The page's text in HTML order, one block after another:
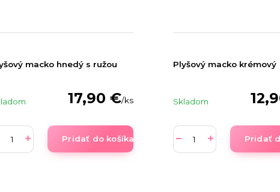
macko hnedý s ružou
17,90 €/ks
Pridať do košíka
Plyšový macko krémový
Skladom
Pridať